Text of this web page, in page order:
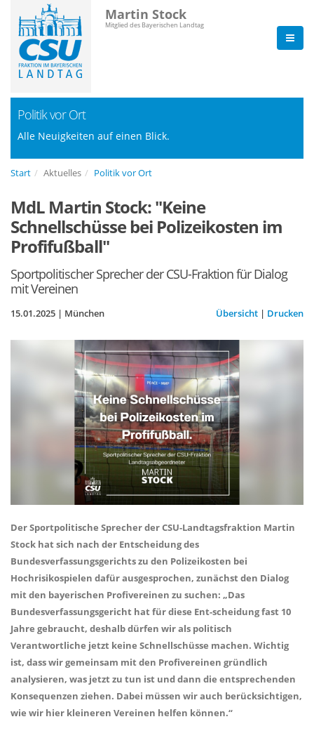
Martin Stock
Mitglied des Bayerischen Landtag
Politik vor Ort
Alle Neuigkeiten auf einen Blick.
Start Aktuelles Politik vor Ort
MdL Martin Stock: "Keine
Schnellschüsse bei Polizeikosten im
Profifußball"
Sportpolitischer Sprecher der CSU-Fraktion für Dialog
mit Vereinen
15.01.2025 | München Übersicht | Drucken
Der Sportpolitische Sprecher der CSU-Landtagsfraktion Martin
Stock hat sich nach der Entscheidung des
Bundesverfassungsgerichts zu den Polizeikosten bei
Hochrisikospielen dafür ausgesprochen, zunächst den Dialog
mit den bayerischen Profivereinen zu suchen: „Das
Bundesverfassungsgericht hat für diese Ent-scheidung fast 10
Jahre gebraucht, deshalb dürfen wir als politisch
Verantwortliche jetzt keine Schnellschüsse machen. Wichtig
ist, dass wir gemeinsam mit den Profivereinen gründlich
analysieren, was jetzt zu tun ist und dann die entsprechenden
Konsequenzen ziehen. Dabei müssen wir auch berücksichtigen,
wie wir hier kleineren Vereinen helfen können.“